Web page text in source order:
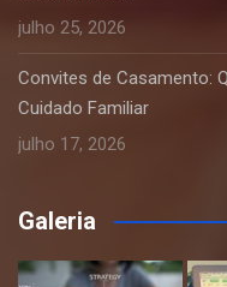
julho 25, 2026
Convites de Casamento:
Cuidado Familiar
julho 17, 2026
Galeria